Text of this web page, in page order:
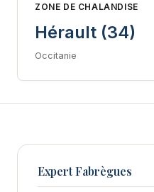
ZONE DE CHALANDISE
Hérault (34)
Occitanie
Expert Fabrègues